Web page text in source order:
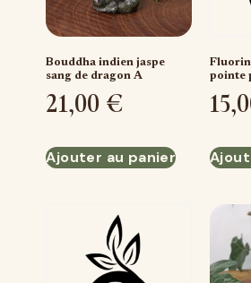
Bouddha indien jaspe
sang de dragon A
21,00 €
Ajouter au panier
pointe